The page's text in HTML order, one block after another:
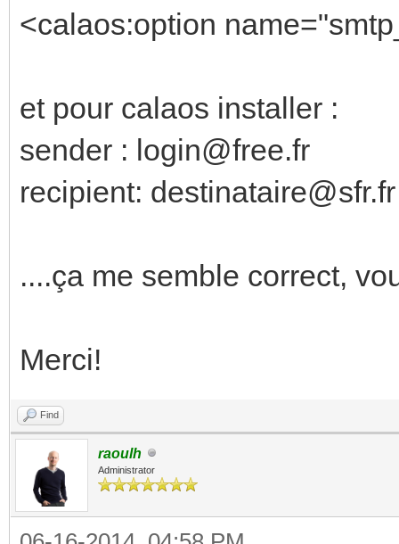
<calaos:option
et pour calaos installer :
sender : login@free.fr
recipient: destinataire@sfr.fr
....ça me semble correct,
Merci!
Find
raoulh
Administrator